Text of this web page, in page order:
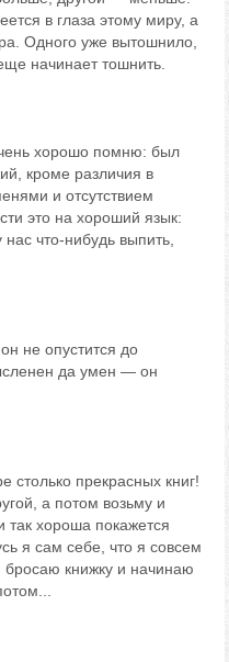
в глаза этому миру, а
Одного уже вытошнило,
начинает тошнить.
хорошо помню: был
кроме различия в
и отсутствием
это на хороший язык:
что-нибудь выпить,
не опустится до
да умен — он
прекрасных книг!
а потом возьму и
так хороша покажется
я сам себе, что я совсем
бросаю книжку и начинаю